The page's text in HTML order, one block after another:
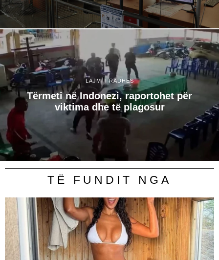
LAJMI I RADHËS
Tërmeti në Indonezi, raportohet për
viktima dhe të plagosur
TË FUNDIT NGA